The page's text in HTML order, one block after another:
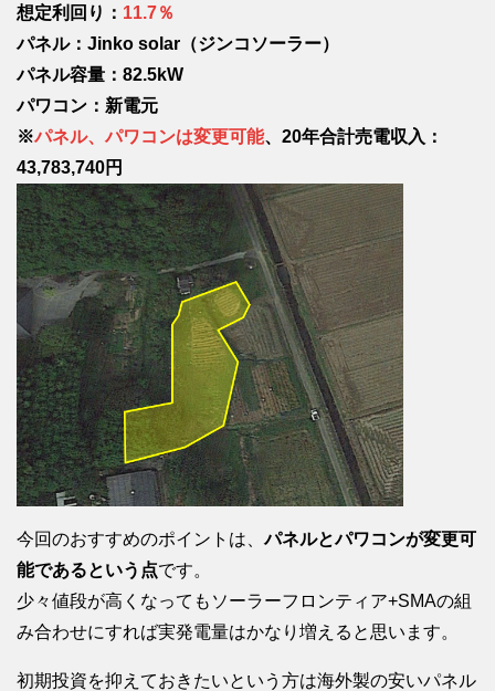
想定利回り： 11.7％
パネル：Jinko solar（ジンコソーラー）
パネル容量：82.5kW
パワコン：新電元
※パネル、パワコンは変更可能、20年合計売電収入：
43,783,740円
今回のおすすめのポイントは、パネルとパワコンが変更可
能であるという点です。
少々値段が高くなってもソーラーフロンティア+SMAの組
み合わせにすれば実発電量はかなり増えると思います。
初期投資を抑えておきたいという方は海外製の安いパネル